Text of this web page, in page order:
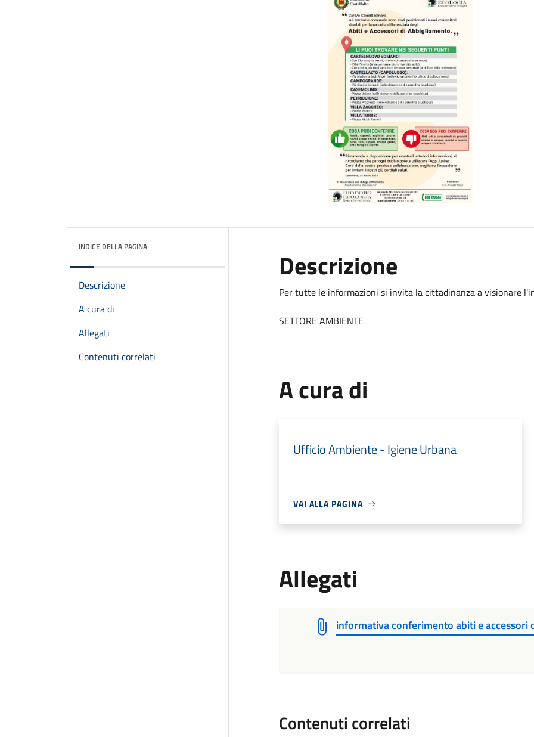
INDICE DELLA PAGINA
Descrizione
A cura di
Allegati
Contenuti correlati
Descrizione
Per tutte le informazioni si invita la cittadinanza a visionare
SETTORE AMBIENTE
A cura di
Ufficio Ambiente - Igiene Urbana
VAI ALLA PAGINA
Allegati
informativa conferimento abiti e accessori
Contenuti correlati